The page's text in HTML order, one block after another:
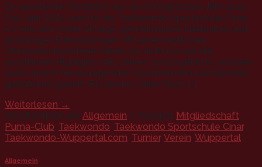
Ein sportlicher Rückblick auf ein erfolgreiches Jahr 2024
Das Jahr 2024 war für die Taekwondo Sportschule Cinar
e.V. ein Jahr voller Erfolge, gemeinsamer Erlebnisse und
großartiger Entwicklungen. Mit einer festlichen
Jahresabschlussfeier haben wir nicht nur auf die
sportlichen Highlights des Jahres zurückgeblickt, sondern
auch unsere herausragenden Sportlerinnen und Sportler
gebührend geehrt. Ein Abend voller Stolz […]
Weiterlesen →
Veröffentlicht am Allgemein Markiert Mitgliedschaft
Puma-Club Taekwondo Taekwondo Sportschule Cinar,
Taekwondo-Wuppertal.com Turnier, Verein Wuppertal
Allgemein